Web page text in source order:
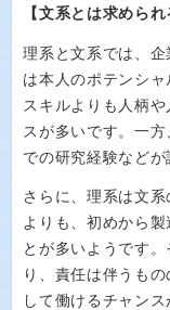
【文系とは求めら
理系と文系では、
は本人のポテンシ
スキルよりも人柄
スが多いです。一
での研究経験などが
さらに、理系は文
よりも、初めから
とが多いようです
り、責任は伴うも
して働けるチャンス